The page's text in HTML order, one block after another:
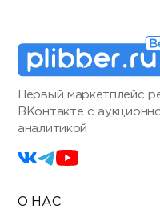
Первый маркетплейс
ВКонтакте с
аналитикой
О НАС